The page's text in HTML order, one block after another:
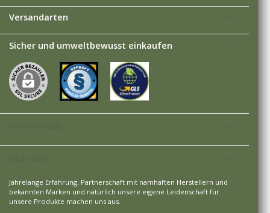
Versandarten
Sicher und umweltbewusst einkaufen
Jahrelange Erfahrung, Partnerschaft mit namhaften Herstellern und
bekannten Marken und natürlich unsere eigene Leidenschaft für
unsere Produkte machen uns aus.